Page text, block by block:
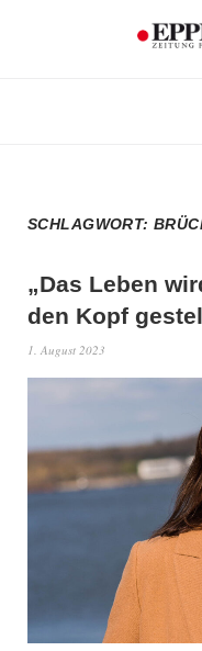
SCHLAGWORT:
„Das Leben
den Kopf
1. August 2023